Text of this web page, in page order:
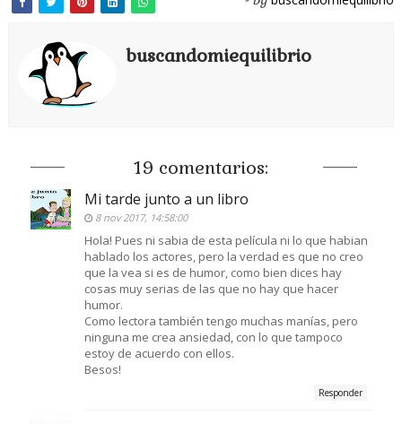
buscandomiequilibrio
19 comentarios:
Mi tarde junto a un libro
8 nov 2017, 14:58:00
Hola! Pues ni sabia de esta película ni lo que habian
hablado los actores, pero la verdad es que no creo
que la vea si es de humor, como bien dices hay
cosas muy serias de las que no hay que hacer
humor.
Como lectora también tengo muchas manías, pero
ninguna me crea ansiedad, con lo que tampoco
estoy de acuerdo con ellos.
Besos!
Responder